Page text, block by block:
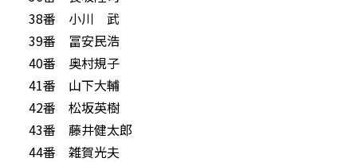
38番 小川 武
39番 冨安民浩
40番 奥村規子
41番 山下大輔
42番 松坂英樹
43番 藤井健太郎
44番 雑賀光夫